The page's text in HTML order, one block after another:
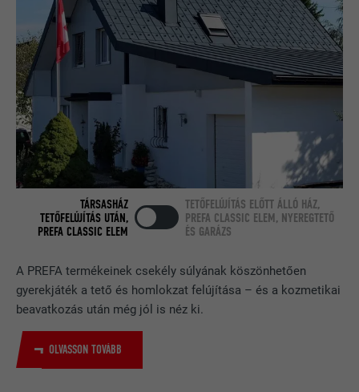
A PREFA termékeinek csekély súlyának köszönhetően
gyerekjáték a tető és homlokzat felújítása – és a kozmetikai
beavatkozás után még jól is néz ki.
OLVASSON TOVÁBB
TÁRSASHÁZ
TETŐFELÚJÍTÁS UTÁN,
PREFA CLASSIC ELEM
TETŐFELÚJÍTÁS ELŐTT ÁLLÓ HÁZ,
PREFA CLASSIC ELEM, NYEREGTETŐ
ÉS GARÁZS
CÉL
ellenőrzésére, hogy a böngésző engedi-
e sütik elhelyezését. Azonosító
jellemzőket nem tartalmaz.
FOLYAMAT Munkamenet
CÉL
A LinkedIn használja, ha egy weboldal
beágyazott nyomonkövetési ablakot
NÉV bcookie
SZOLGÁLTATÓ LinkedIn
FOLYAMAT 2 év
CÉL
A LinkedIn közösségi hálózati
beágyazott szolgáltatások nyomon
követése.
NÉV